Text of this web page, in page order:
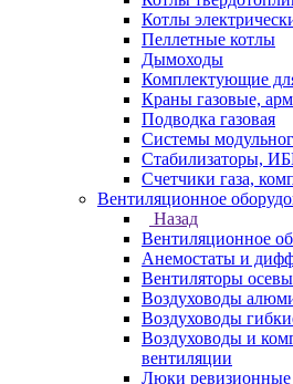
Котлы
Пеллетные котлы
Дымоходы
Комплектующие
Краны газовые,
Подводка газовая
Системы
Стабилизаторы,
Счетчики газа,
Вентиляционное
Назад
Вентиляционное
Анемостаты и
Вентиляторы
Воздуховоды
Воздуховоды
Воздуховоды и
вентиляции
Люки ревизионные